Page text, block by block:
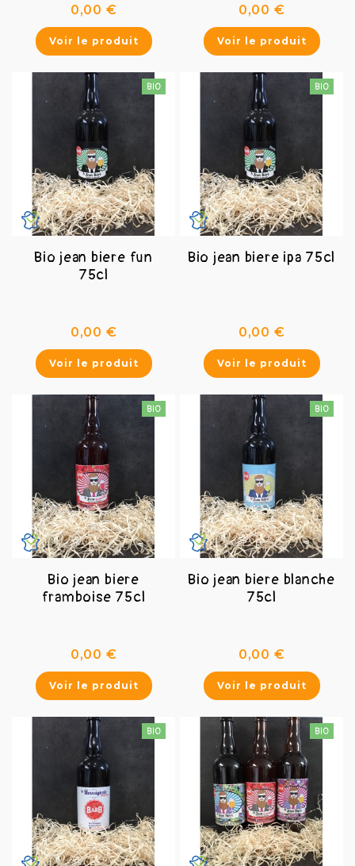
0,00 €Prix
Voir le produit
0,00 €Prix
Voir le produit
Bio jean biere fun
75cl
0,00 €Prix
Voir le produit
Bio jean biere ipa 75cl
0,00 €Prix
Voir le produit
Bio jean biere
framboise 75cl
0,00 €Prix
Voir le produit
Bio jean biere blanche
75cl
0,00 €Prix
Voir le produit